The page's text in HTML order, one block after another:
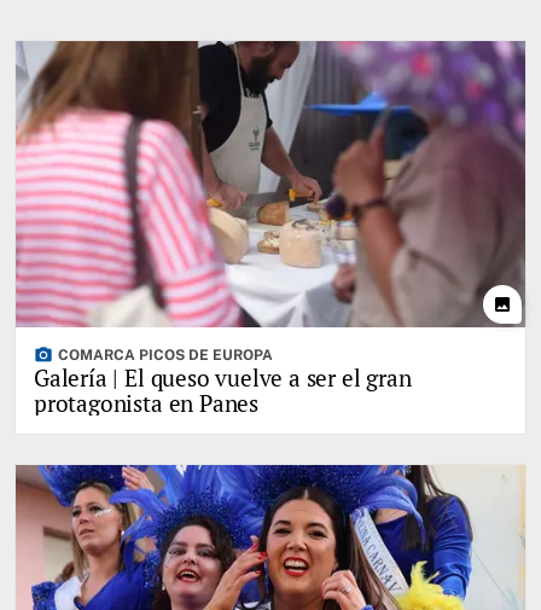
photo
photo_camera COMARCA PICOS DE EUROPA
Galería | El queso vuelve a ser el gran
protagonista en Panes